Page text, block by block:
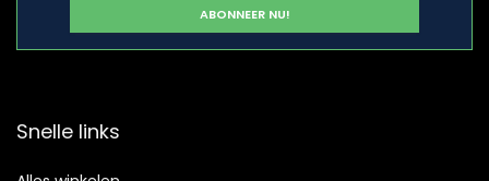
Snelle links